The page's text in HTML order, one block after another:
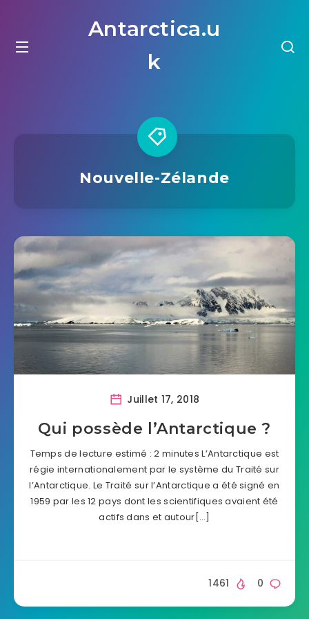
Antarctica.u
k
Nouvelle-Zélande
Juillet 17, 2018
Qui possède l’Antarctique ?
Temps de lecture estimé : 2 minutes L’Antarctique est
régie internationalement par le système du Traité sur
l’Antarctique. Le Traité sur l’Antarctique a été signé en
1959 par les 12 pays dont les scientifiques avaient été
actifs dans et autour[…]
0
1461